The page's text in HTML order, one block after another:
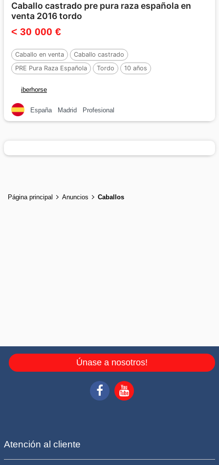
Caballo castrado pre pura raza española en
venta 2016 tordo
< 30 000 €
Caballo en venta
Caballo castrado
PRE Pura Raza Española
Tordo 10 años
iberhorse
España Madrid Profesional
Página principal Anuncios Caballos
Únase a nosotros!
Atención al cliente